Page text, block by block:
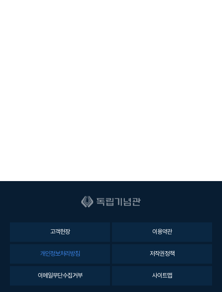
고객헌장 이용약관
개인정보처리방침 저작권정책
이메일무단수집거부 사이트맵